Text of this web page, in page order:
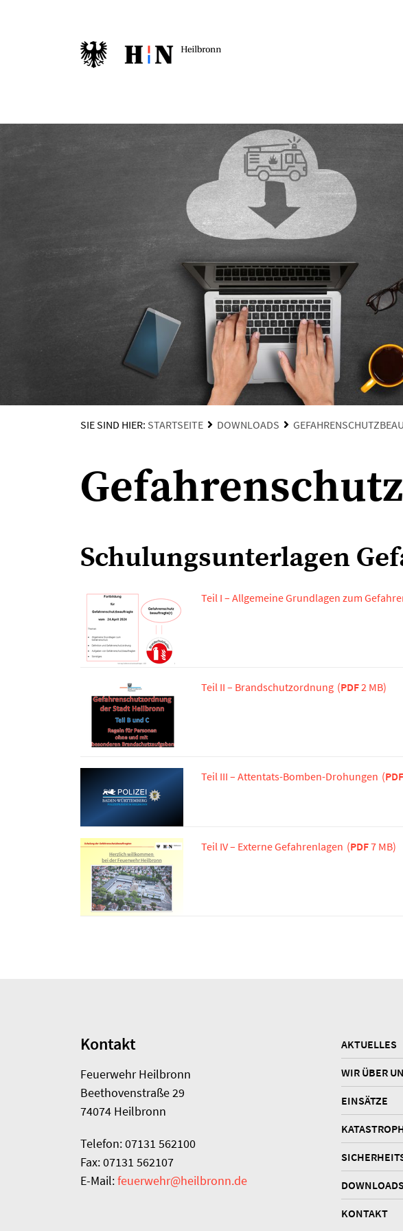
SIE SIND HIER: STARTSEITE DOWNLOADS
Schulungsunterlagen
Teil I – Allgemeine Grundlagen zum
Teil II – Brandschutzordnung (PDF2 MB)
Teil III – Attentats-Bomben-Drohungen (PDF
Teil IV – Externe Gefahrenlagen (PDF7 MB)
Kontakt
Feuerwehr Heilbronn
Beethovenstraße 29
74074 Heilbronn
Telefon: 07131 562100
Fax: 07131 562107
E-Mail:feuerwehr@heilbronn.de
AKTUELLES
WIR ÜBER
EINSÄTZE
DOWNLOADS
KONTAKT